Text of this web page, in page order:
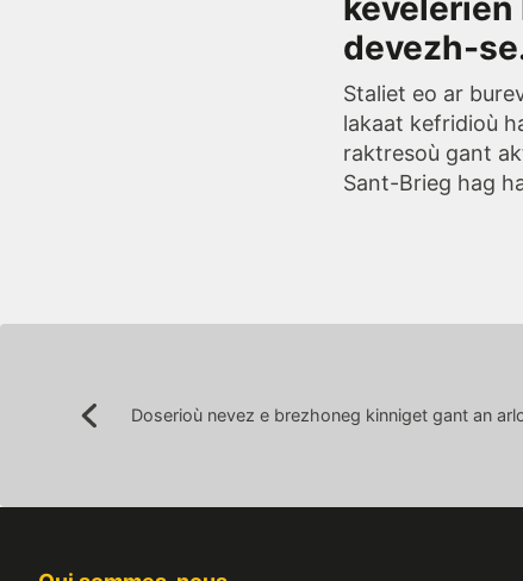
kevelerien
devezh-
Staliet eo ar
lakaat kefridioù
raktresoù gant
Sant-Brieg hag
Post
Précédent:Doserioù nevez e brezhoneg kinniget gant an